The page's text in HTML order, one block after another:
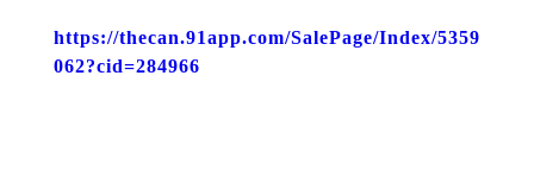
https://thecan.91app.com/SalePage/Index/5359
062?cid=284966